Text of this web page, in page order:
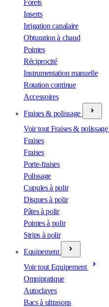
Forets
Inserts
Irrigation canalaire
Obturation à chaud
Pointes
Réciprocité
Instrumentation manuelle
Rotation continue
Accessoires
Fraises & polissage
Voir tout Fraises & polissage
Fraises
Fraises
Porte-fraises
Polissage
Cupules à polir
Disques à polir
Pâtes à polir
Pointes à polir
Strips à polir
Equipement
Voir tout Equipement
Omnipratique
Autoclaves
Bacs à ultrasons